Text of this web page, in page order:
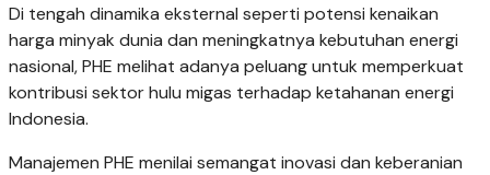
Di tengah dinamika eksternal seperti potensi kenaikan
harga minyak dunia dan meningkatnya kebutuhan energi
nasional, PHE melihat adanya peluang untuk memperkuat
kontribusi sektor hulu migas terhadap ketahanan energi
Indonesia.
Manajemen PHE menilai semangat inovasi dan keberanian